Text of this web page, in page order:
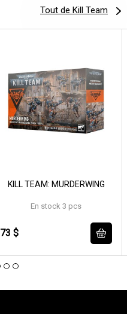
Tout de Kill Team
KILL TEAM: MURDERWING
En stock 3 pcs
73 $